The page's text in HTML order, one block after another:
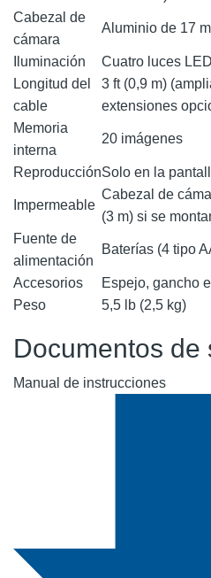
Cabezal de
cámara
Aluminio de 17
Iluminación
Cuatro luces
Longitud del
cable
3 ft (0,9 m)
extensiones
Memoria
interna
20 imágenes
ReproducciónSolo en la
Impermeable
Cabezal de
(3 m) si se
Fuente de
alimentación
Baterías (4 tipo
Accesorios
Espejo, gancho
Peso
5,5 lb (2,5 kg)
Documentos de
Manual de instrucciones